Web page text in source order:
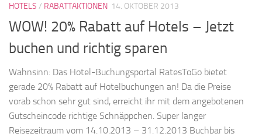
HOTELS / RABATTAKTIONEN 14. OKTOBER 2013
WOW! 20% Rabatt auf Hotels – Jetzt
buchen und richtig sparen
Wahnsinn: Das Hotel-Buchungsportal RatesToGo bietet
gerade 20% Rabatt auf Hotelbuchungen an! Da die Preise
vorab schon sehr gut sind, erreicht ihr mit dem angebotenen
Gutscheincode richtige Schnäppchen. Super langer
Reisezeitraum vom 14.10.2013 – 31.12.2013 Buchbar bis